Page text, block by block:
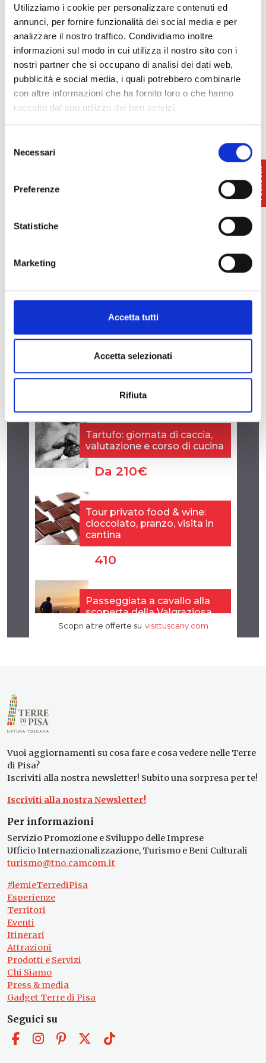
Utilizziamo i cookie per personalizzare contenuti ed
annunci, per fornire funzionalità dei social media e per
analizzare il nostro traffico. Condividiamo inoltre
informazioni sul modo in cui utilizza il nostro sito con i
nostri partner che si occupano di analisi dei dati web,
pubblicità e social media, i quali potrebbero combinarle
con altre informazioni che ha fornito loro o che hanno
raccolto dal suo utilizzo dei loro servizi.
delNecessari
Preferenze
Statistiche
Marketing
Accetta tutti
Accetta selezionati
Rifiuta
388 955 4187
Vuoi aggiornamenti su cosa fare e cosa vedere nelle Terre
di Pisa?
Iscriviti alla nostra newsletter! Subito una sorpresa per te!
Iscriviti alla nostra Newsletter!
Per informazioni
Servizio Promozione e Sviluppo delle Imprese
Ufficio Internazionalizzazione, Turismo e Beni Culturali
turismo@tno.camcom.it
#lemieTerrediPisa
Esperienze
Territori
Eventi
Itinerari
Attrazioni
Prodotti e Servizi
Chi Siamo
Press & media
Gadget Terre di Pisa
Seguici su